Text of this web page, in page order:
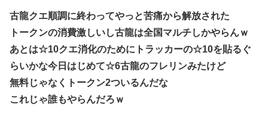
古龍クエ順調に終わってやっと苦痛から解放された
トークンの消費激しいし古龍は全国マルチしかやらんｗ
あとは☆10クエ消化のためにトラッカーの☆10を貼るぐ
らいかな今日はじめて☆6古龍のフレリンみたけど
無料じゃなくトークン2ついるんだな
これじゃ誰もやらんだろｗ